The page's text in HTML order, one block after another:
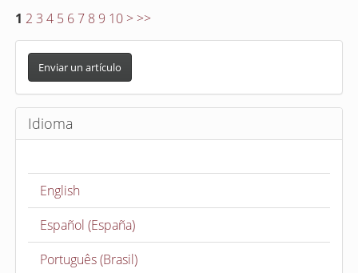
1 2 3 4 5 6 7 8 9 10 > >>
E
v
i
a
Enviar un artículo
Idioma
English
Español (España)
Português (Brasil)